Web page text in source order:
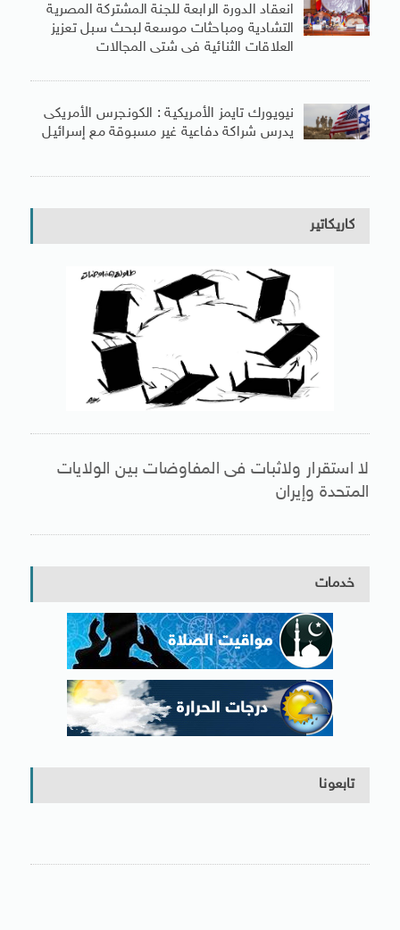
انعقاد الدورة الرابعة للجنة المشتركة المصرية
التشادية ومباحثات موسعة لبحث سبل تعزيز
العلاقات الثنائية فى شتى المجالات
نيويورك تايمز الأمريكية : الكونجرس الأمريكى
يدرس شراكة دفاعية غير مسبوقة مع إسرائيل
كاريكاتير
لا استقرار ولاثبات فى المفاوضات بين الولايات
المتحدة وإيران
خدمات
تابعونا